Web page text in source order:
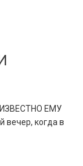
ЕМУ
вечер, когда в